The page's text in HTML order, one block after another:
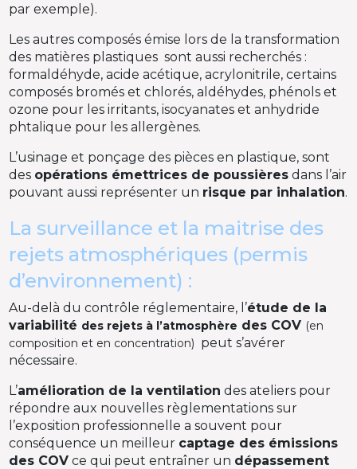
par exemple).
​Les autres composés émise lors de la transformation
des matières plastiques sont aussi recherchés :
formaldéhyde, acide acétique, acrylonitrile, certains
composés bromés et chlorés, aldéhydes, phénols et
ozone pour les irritants, isocyanates et anhydride
phtalique pour les allergènes.
L’usinage et ponçage des pièces en plastique, sont
des opérations émettrices de poussières dans l’air
pouvant aussi représenter un risque par inhalation.
La surveillance et la maitrise des
rejets atmosphériques (permis
d’environnement) :
​Au-delà du contrôle réglementaire, l’étude de la
variabilité des rejets à l’atmosphère des COV (en
composition et en concentration) peut s’avérer
nécessaire.
L’amélioration de la ventilation des ateliers pour
répondre aux nouvelles règlementations sur
l’exposition professionnelle a souvent pour
conséquence un meilleur captage des émissions
des COV ce qui peut entraîner un dépassement